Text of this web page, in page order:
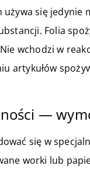
się jedynie
Folia
wchodzi w
artykułów
—
się w
worki lub